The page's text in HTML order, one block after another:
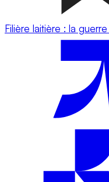
Filière laitière : la